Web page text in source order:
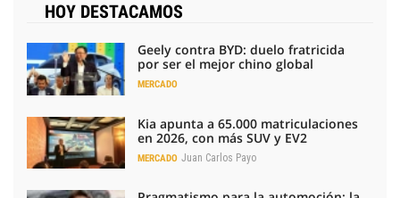
HOY DESTACAMOS
Geely contra BYD: duelo fratricida
por ser el mejor chino global
MERCADO
Kia apunta a 65.000 matriculaciones
en 2026, con más SUV y EV2
MERCADO Juan Carlos Payo